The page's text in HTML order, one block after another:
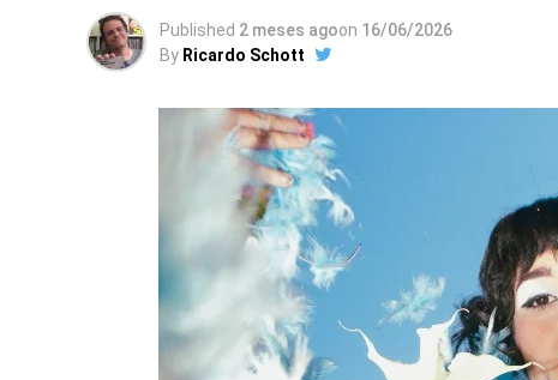
Published 2 meses agoon 16/06/2026
By Ricardo Schott